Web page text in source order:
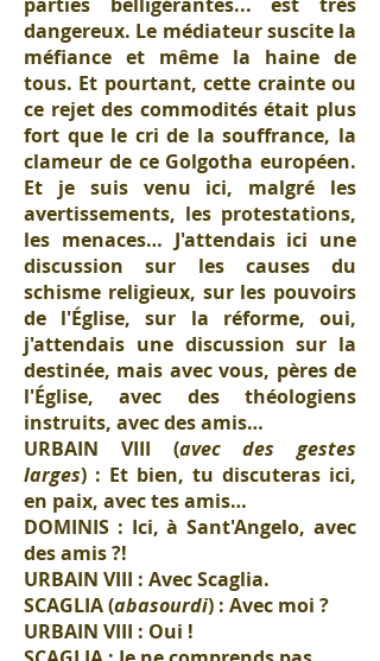
dangereux. Le médiateur suscite la
méfiance et même la haine de
tous. Et pourtant, cette crainte ou
ce rejet des commodités était plus
fort que le cri de la souffrance, la
clameur de ce Golgotha européen.
Et je suis venu ici, malgré les
avertissements, les protestations,
les menaces… J'attendais ici une
discussion sur les causes du
schisme religieux, sur les pouvoirs
de l'Église, sur la réforme, oui,
j'attendais une discussion sur la
destinée, mais avec vous, pères de
l'Église, avec des théologiens
instruits, avec des amis…
URBAIN VIII (avec des gestes
larges) : Et bien, tu discuteras ici,
en paix, avec tes amis…
DOMINIS : Ici, à Sant'Angelo, avec
des amis ?!
URBAIN VIII : Avec Scaglia.
SCAGLIA (abasourdi) : Avec moi ?
URBAIN VIII : Oui !